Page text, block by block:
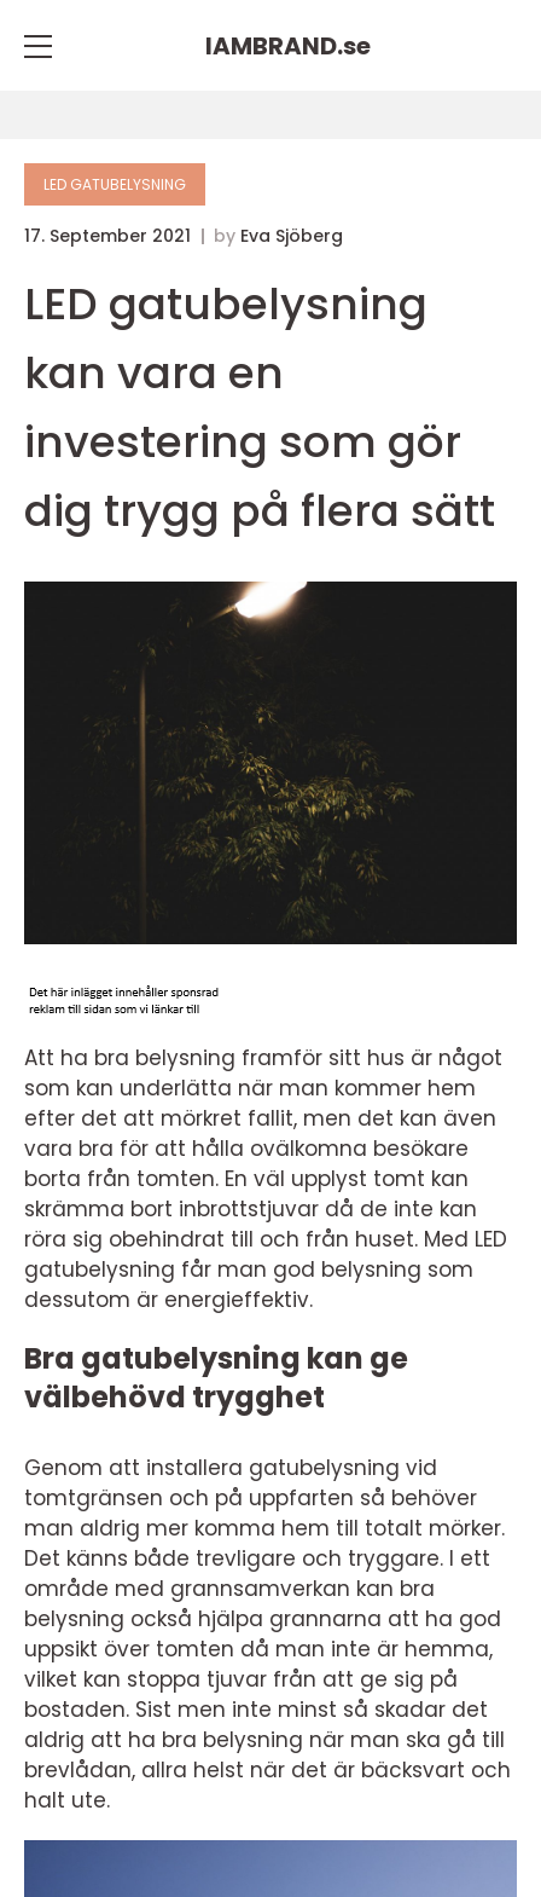
IAMBRAND.se
LED GATUBELYSNING
17. September 2021 by Eva Sjöberg
LED gatubelysning
kan vara en
investering som gör
dig trygg på flera sätt
Att ha bra belysning framför sitt hus är något
som kan underlätta när man kommer hem
efter det att mörkret fallit, men det kan även
vara bra för att hålla ovälkomna besökare
borta från tomten. En väl upplyst tomt kan
skrämma bort inbrottstjuvar då de inte kan
röra sig obehindrat till och från huset. Med LED
gatubelysning får man god belysning som
dessutom är energieffektiv.
Bra gatubelysning kan ge
välbehövd trygghet
Genom att installera gatubelysning vid
tomtgränsen och på uppfarten så behöver
man aldrig mer komma hem till totalt mörker.
Det känns både trevligare och tryggare. I ett
område med grannsamverkan kan bra
belysning också hjälpa grannarna att ha god
uppsikt över tomten då man inte är hemma,
vilket kan stoppa tjuvar från att ge sig på
bostaden. Sist men inte minst så skadar det
aldrig att ha bra belysning när man ska gå till
brevlådan, allra helst när det är bäcksvart och
halt ute.